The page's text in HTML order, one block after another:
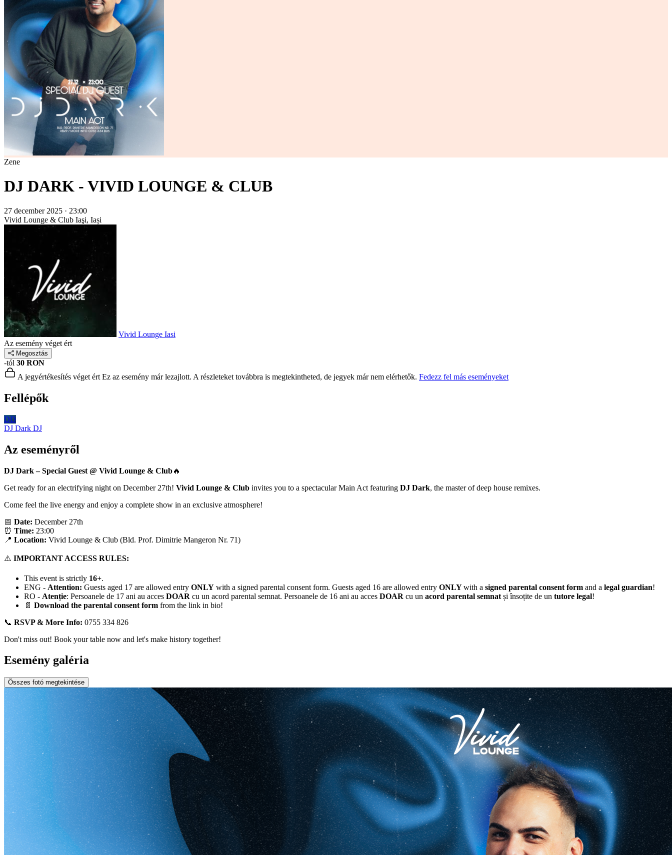
Zene
DJ DARK - VIVID LOUNGE & CLUB
27 december 2025 · 23:00
Vivid Lounge & Club Iaşi, Iași
Vivid Lounge Iasi
Az esemény véget ért
Megosztás
-tól 30 RON
A jegyértékesítés véget ért Ez az esemény már lezajlott. A részleteket továbbra is megtekintheted, de jegyek már nem elérhetők. Fedezz fel más eseményeket
Fellépők
DD
DJ Dark DJ
Az eseményről
DJ Dark – Special Guest @ Vivid Lounge & Club🔥
Get ready for an electrifying night on December 27th! Vivid Lounge & Club invites you to a spectacular Main Act featuring DJ Dark, the master of deep house remixes.
Come feel the live energy and enjoy a complete show in an exclusive atmosphere!
📅 Date: December 27th
⏰ Time: 23:00
📍 Location: Vivid Lounge & Club (Bld. Prof. Dimitrie Mangeron Nr. 71)
⚠️ IMPORTANT ACCESS RULES:
This event is strictly 16+.
ENG - Attention: Guests aged 17 are allowed entry ONLY with a signed parental consent form. Guests aged 16 are allowed entry ONLYwith a signed parental consent form and a legal guardian!
RO - Atenție: Persoanele de 17 ani au acces DOAR cu un acord parental semnat. Persoanele de 16 ani au acces DOAR cu un acord parental semnat și însoțite de un tutore legal!
📄 Download the parental consent form from the link in bio!
📞 RSVP & More Info: 0755 334 826
Don't miss out! Book your table now and let's make history together!
Esemény galéria
Összes fotó megtekintése